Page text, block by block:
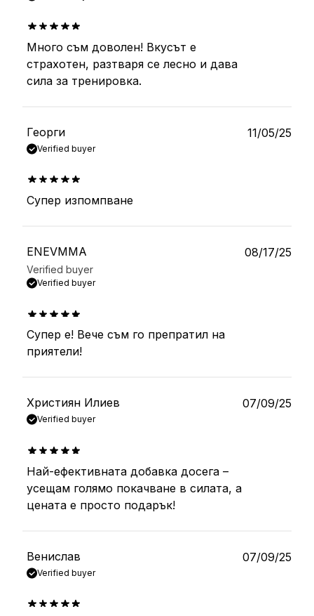
out of 5
Много съм доволен! Вкусът е
страхотен, разтваря се лесно и дава
сила за тренировка.
Георги
Verified buyer
out of 5
Супер изпомпване
11/05/25
ENEVMMA
Verified buyer
Verified buyer
out of 5
Супер е! Вече съм го препратил на
приятели!
08/17/25
Християн Илиев
Verified buyer
out of 5
Най-ефективната добавка досега –
усещам голямо покачване в силата, а
цената е просто подарък!
07/09/25
Венислав
Verified buyer
07/09/25